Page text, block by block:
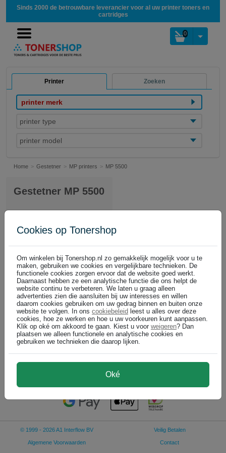
Sinds 2000 de betrouwbare leverancier voor al uw printer toners en
cartridges
0
Printer Zoeken
printer merk
printer type
printer model
Home Gestetner MP printers MP 5500
Gestetner MP 5500
Ricoh cartridges
Altijd voordelig: Tonershop
Ricoh Type 6210D / 885098 toner cartridge zwart (origineel)
LEVERING BINNEN 48 UUR
43.000 pagina's
€ 67,99( € 56,19 excl)
© 1999 - 2026 A1 Interflow BV
Algemene Voorwaarden
Veilig Betalen
Contact
Cookies op Tonershop
Om winkelen bij Tonershop.nl zo gemakkelijk mogelijk voor u te
maken, gebruiken we cookies en vergelijkbare technieken. De
functionele cookies zorgen ervoor dat de website goed werkt.
Daarnaast hebben ze een analytische functie die ons helpt de
website continu te verbeteren. We laten u graag alleen
advertenties zien die aansluiten bij uw interesses en willen
daarom cookies gebruiken om uw gedrag binnen en buiten onze
website te volgen. In ons cookiebeleid leest u alles over deze
cookies, hoe ze werken en hoe u uw voorkeuren kunt aanpassen.
Klik op oké om akkoord te gaan. Kiest u voor weigeren? Dan
plaatsen we alleen functionele en analytische cookies en
gebruiken we technieken die daarop lijken.
Oké